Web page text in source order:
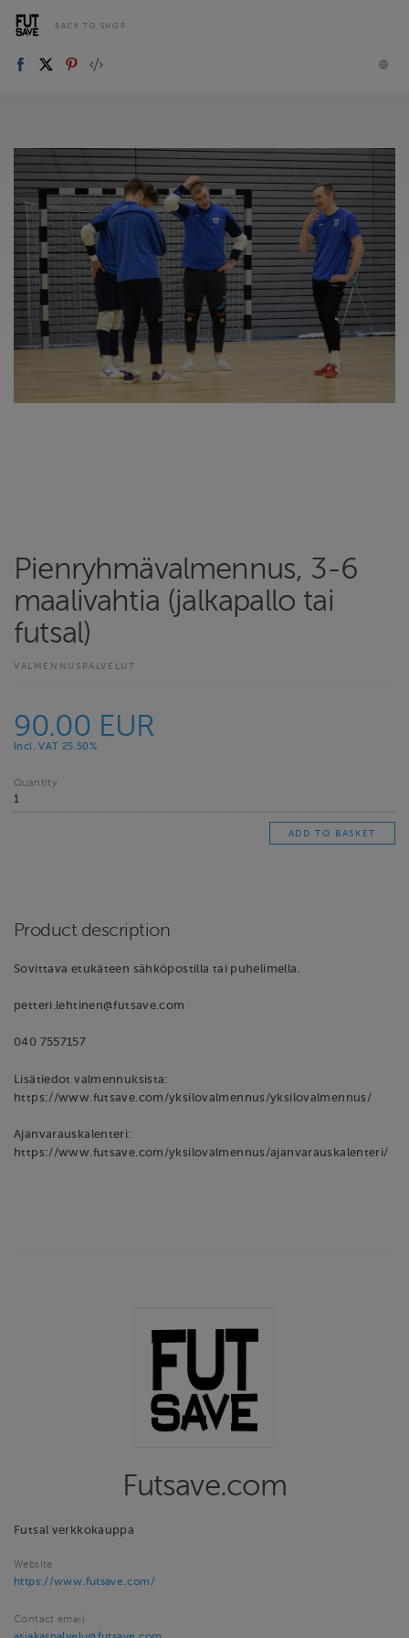
BACK TO SHOP
Pienryhmävalmennus, 3-6
maalivahtia (jalkapallo tai
futsal)
VALMENNUSPALVELUT
90.00 EUR
Incl. VAT 25.50%
Quantity
Product description
Sovittava etukäteen sähköpostilla tai puhelimella.
petteri.lehtinen@futsave.com
040 7557157
Lisätiedot valmennuksista:
https://www.futsave.com/yksilovalmennus/yksilovalmennus/
Ajanvarauskalenteri:
https://www.futsave.com/yksilovalmennus/ajanvarauskalenteri/
Futsave.com
Futsal verkkokauppa
Website
https://www.futsave.com/
Contact email